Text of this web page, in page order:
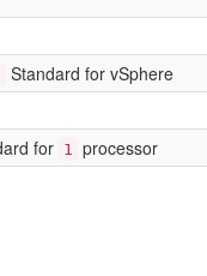
Standard for vSphere
for 1 processor